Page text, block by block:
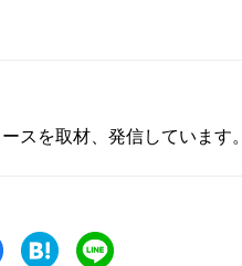
スを取材、発信しています。